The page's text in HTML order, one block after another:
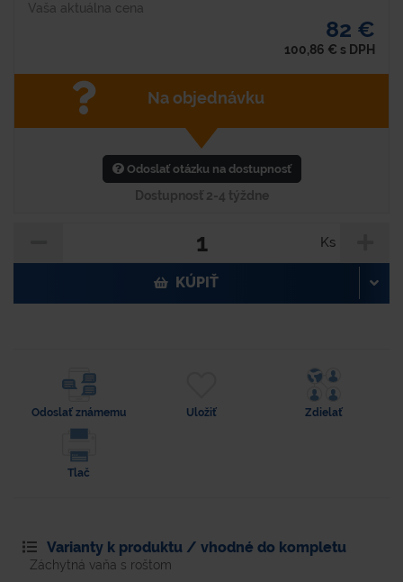
Vaša aktuálna cena
82 €
100,86 € s DPH
Na objednávku
Odoslať otázku na dostupnosť
Dostupnosť 2-4 týždne
Ks
KÚPIŤ
Odoslať známemu Uložiť Zdielať
Tlač
Varianty k produktu / vhodné do kompletu
Záchytná vaňa s roštom